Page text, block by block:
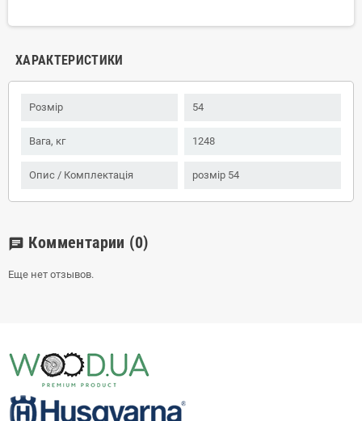
ХАРАКТЕРИСТИКИ
Розмір 54
Вага, кг 1248
Опис / Комплектація розмір 54
chat Комментарии (0)
Еще нет отзывов.